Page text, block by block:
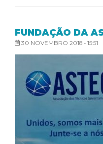
FUNDAÇÃO DA
30 NOVEMBRO 2018 - 15:51